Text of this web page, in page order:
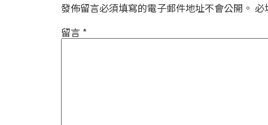
發佈留言必須填寫的電子郵件地址不會公開。 必
留言 *